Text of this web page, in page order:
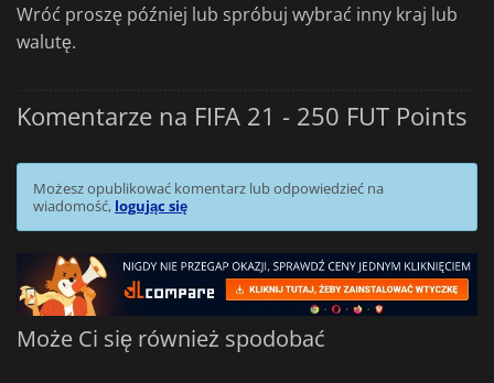
Wróć proszę później lub spróbuj wybrać inny kraj lub
walutę.
Komentarze na FIFA 21 - 250 FUT Points
Możesz opublikować komentarz lub odpowiedzieć na
wiadomość, logując się
Może Ci się również spodobać